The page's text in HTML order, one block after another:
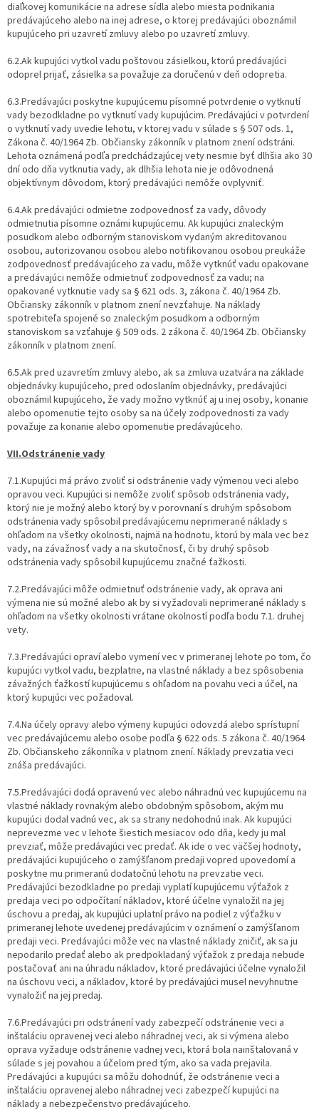
diaľkovej komunikácie na adrese sídla alebo miesta podnikania
predávajúceho alebo na inej adrese, o ktorej predávajúci oboznámil
kupujúceho pri uzavretí zmluvy alebo po uzavretí zmluvy.
6.2.Ak kupujúci vytkol vadu poštovou zásielkou, ktorú predávajúci
odoprel prijať, zásielka sa považuje za doručenú v deň odopretia.
6.3.Predávajúci poskytne kupujúcemu písomné potvrdenie o vytknutí
vady bezodkladne po vytknutí vady kupujúcim. Predávajúci v potvrdení
o vytknutí vady uvedie lehotu, v ktorej vadu v súlade s § 507 ods. 1,
Zákona č. 40/1964 Zb. Občiansky zákonník v platnom znení odstráni.
Lehota oznámená podľa predchádzajúcej vety nesmie byť dlhšia ako 30
dní odo dňa vytknutia vady, ak dlhšia lehota nie je odôvodnená
objektívnym dôvodom, ktorý predávajúci nemôže ovplyvniť.
6.4.Ak predávajúci odmietne zodpovednosť za vady, dôvody
odmietnutia písomne oznámi kupujúcemu. Ak kupujúci znaleckým
posudkom alebo odborným stanoviskom vydaným akreditovanou
osobou, autorizovanou osobou alebo notifikovanou osobou preukáže
zodpovednosť predávajúceho za vadu, môže vytknúť vadu opakovane
a predávajúci nemôže odmietnuť zodpovednosť za vadu; na
opakované vytknutie vady sa § 621 ods. 3, zákona č. 40/1964 Zb.
Občiansky zákonník v platnom znení nevzťahuje. Na náklady
spotrebiteľa spojené so znaleckým posudkom a odborným
stanoviskom sa vzťahuje § 509 ods. 2 zákona č. 40/1964 Zb. Občiansky
zákonník v platnom znení.
6.5.Ak pred uzavretím zmluvy alebo, ak sa zmluva uzatvára na základe
objednávky kupujúceho, pred odoslaním objednávky, predávajúci
oboznámil kupujúceho, že vady možno vytknúť aj u inej osoby, konanie
alebo opomenutie tejto osoby sa na účely zodpovednosti za vady
považuje za konanie alebo opomenutie predávajúceho.
VII.Odstránenie vady
7.1.Kupujúci má právo zvoliť si odstránenie vady výmenou veci alebo
opravou veci. Kupujúci si nemôže zvoliť spôsob odstránenia vady,
ktorý nie je možný alebo ktorý by v porovnaní s druhým spôsobom
odstránenia vady spôsobil predávajúcemu neprimerané náklady s
ohľadom na všetky okolnosti, najmä na hodnotu, ktorú by mala vec bez
vady, na závažnosť vady a na skutočnosť, či by druhý spôsob
odstránenia vady spôsobil kupujúcemu značné ťažkosti.
7.2.Predávajúci môže odmietnuť odstránenie vady, ak oprava ani
výmena nie sú možné alebo ak by si vyžadovali neprimerané náklady s
ohľadom na všetky okolnosti vrátane okolností podľa bodu 7.1. druhej
vety.
7.3.Predávajúci opraví alebo vymení vec v primeranej lehote po tom, čo
kupujúci vytkol vadu, bezplatne, na vlastné náklady a bez spôsobenia
závažných ťažkostí kupujúcemu s ohľadom na povahu veci a účel, na
ktorý kupujúci vec požadoval.
7.4.Na účely opravy alebo výmeny kupujúci odovzdá alebo sprístupní
vec predávajúcemu alebo osobe podľa § 622 ods. 5 zákona č. 40/1964
Zb. Občianskeho zákonníka v platnom znení. Náklady prevzatia veci
znáša predávajúci.
7.5.Predávajúci dodá opravenú vec alebo náhradnú vec kupujúcemu na
vlastné náklady rovnakým alebo obdobným spôsobom, akým mu
kupujúci dodal vadnú vec, ak sa strany nedohodnú inak. Ak kupujúci
neprevezme vec v lehote šiestich mesiacov odo dňa, kedy ju mal
prevziať, môže predávajúci vec predať. Ak ide o vec väčšej hodnoty,
predávajúci kupujúceho o zamýšľanom predaji vopred upovedomí a
poskytne mu primeranú dodatočnú lehotu na prevzatie veci.
Predávajúci bezodkladne po predaji vyplatí kupujúcemu výťažok z
predaja veci po odpočítaní nákladov, ktoré účelne vynaložil na jej
úschovu a predaj, ak kupujúci uplatní právo na podiel z výťažku v
primeranej lehote uvedenej predávajúcim v oznámení o zamýšľanom
predaji veci. Predávajúci môže vec na vlastné náklady zničiť, ak sa ju
nepodarilo predať alebo ak predpokladaný výťažok z predaja nebude
postačovať ani na úhradu nákladov, ktoré predávajúci účelne vynaložil
na úschovu veci, a nákladov, ktoré by predávajúci musel nevyhnutne
vynaložiť na jej predaj.
7.6.Predávajúci pri odstránení vady zabezpečí odstránenie veci a
inštaláciu opravenej veci alebo náhradnej veci, ak si výmena alebo
oprava vyžaduje odstránenie vadnej veci, ktorá bola nainštalovaná v
súlade s jej povahou a účelom pred tým, ako sa vada prejavila.
Predávajúci a kupujúci sa môžu dohodnúť, že odstránenie veci a
inštaláciu opravenej alebo náhradnej veci zabezpečí kupujúci na
náklady a nebezpečenstvo predávajúceho.